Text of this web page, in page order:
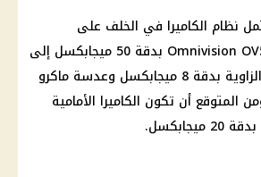
نظام الكاميرا في الخلف على
مستشعر أساسي Omnivision OV50 بدقة 50 ميجابكسل إلى
جانب عدسة واسعة الزاوية بدقة 8 ميجابكسل وعدسة ماكرو
ومن المتوقع أن تكون الكاميرا الأمامية